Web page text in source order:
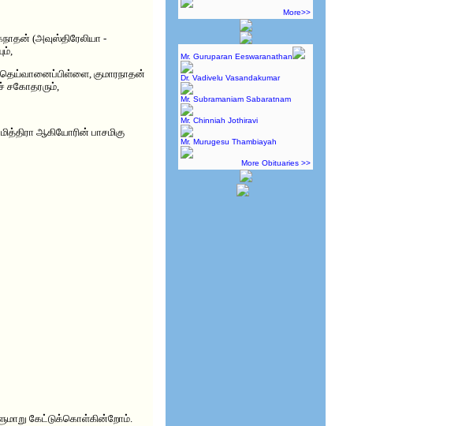
More>>
Mr. Guruparan Eeswaranathan
Dr. Vadivelu Vasandakumar
Mr. Subramaniam Sabaratnam
Mr. Chinniah Jothiravi
Mr. Murugesu Thambiayah
More Obituaries >>
(அவுஸ்திரேலியா -
குமாரநாதன்
சகோதரரும்,
ஆகியோரின் பாசமிகு
கேட்டுக்கொள்கின்றோம்.